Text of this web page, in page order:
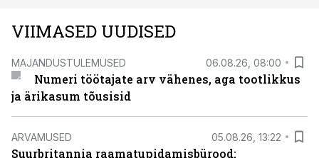
VIIMASED UUDISED
MAJANDUSTULEMUSED 06.08.26, 08:00
Numeri töötajate arv vähenes, aga tootlikkus
ja ärikasum tõusisid
ARVAMUSED 05.08.26, 13:22
Suurbritannia raamatupidamisbürood: